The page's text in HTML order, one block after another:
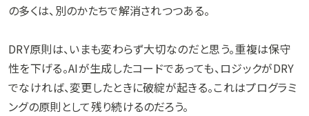
の多くは、別のかたちで解消されつつある。
DRY原則は、いまも変わらず大切なのだと思う。重複は保守
性を下げる。AIが生成したコードであっても、ロジックがDRY
でなければ、変更したときに破綻が起きる。これはプログラミ
ングの原則として残り続けるのだろう。